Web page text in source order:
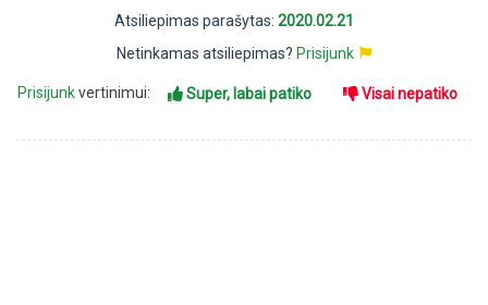
Atsiliepimas parašytas: 2020.02.21
Netinkamas atsiliepimas? Prisijunk
Prisijunkvertinimui: Super, labai patiko Visai nepatiko